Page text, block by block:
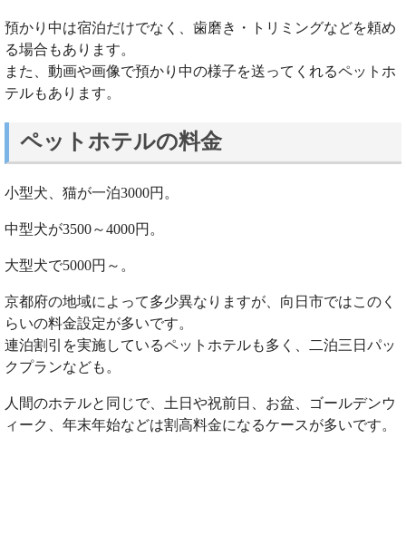
預かり中は宿泊だけでなく、歯磨き・トリミングなどを頼め
る場合もあります。
また、動画や画像で預かり中の様子を送ってくれるペットホ
テルもあります。
ペットホテルの料金
小型犬、猫が一泊3000円。
中型犬が3500～4000円。
大型犬で5000円～。
京都府の地域によって多少異なりますが、向日市ではこのく
らいの料金設定が多いです。
連泊割引を実施しているペットホテルも多く、二泊三日パッ
クプランなども。
人間のホテルと同じで、土日や祝前日、お盆、ゴールデンウ
ィーク、年末年始などは割高料金になるケースが多いです。